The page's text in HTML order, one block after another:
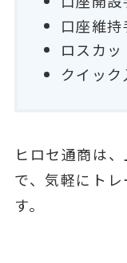
口座維
ロスカ
クイッ
ヒロセ通商は
で、気軽にト
す。